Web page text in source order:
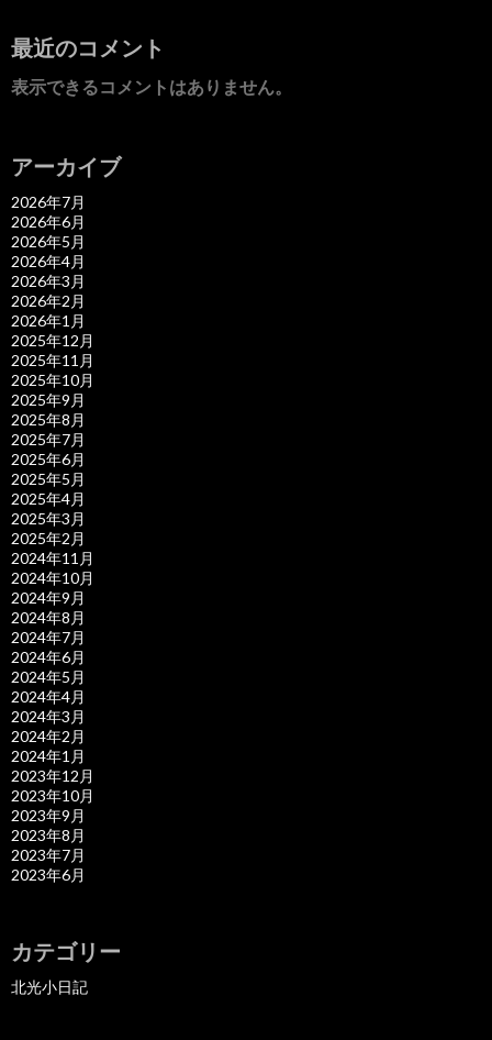
最近のコメント
表示できるコメントはありません。
アーカイブ
2026年7月
2026年6月
2026年5月
2026年4月
2026年3月
2026年2月
2026年1月
2025年12月
2025年11月
2025年10月
2025年9月
2025年8月
2025年7月
2025年6月
2025年5月
2025年4月
2025年3月
2025年2月
2024年11月
2024年10月
2024年9月
2024年8月
2024年7月
2024年6月
2024年5月
2024年4月
2024年3月
2024年2月
2024年1月
2023年12月
2023年10月
2023年9月
2023年8月
2023年7月
2023年6月
カテゴリー
北光小日記